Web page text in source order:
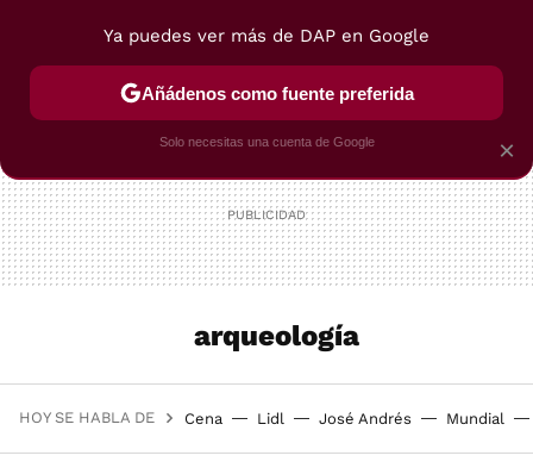
POSTRES VIAJES SELECCIÓN VEGUI
arqueología
HOY SE HABLA DE Cena Lidl José Andrés Mundial
×
Ya puedes ver más de DAP en Google
Añádenos como fuente preferida
Solo necesitas una cuenta de Google